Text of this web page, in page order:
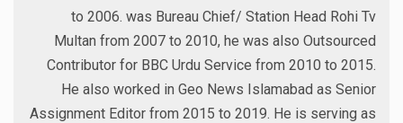
to 2006. was Bureau Chief/ Station Head Rohi Tv
Multan from 2007 to 2010, he was also Outsourced
Contributor for BBC Urdu Service from 2010 to 2015.
He also worked in Geo News Islamabad as Senior
Assignment Editor from 2015 to 2019. He is serving as